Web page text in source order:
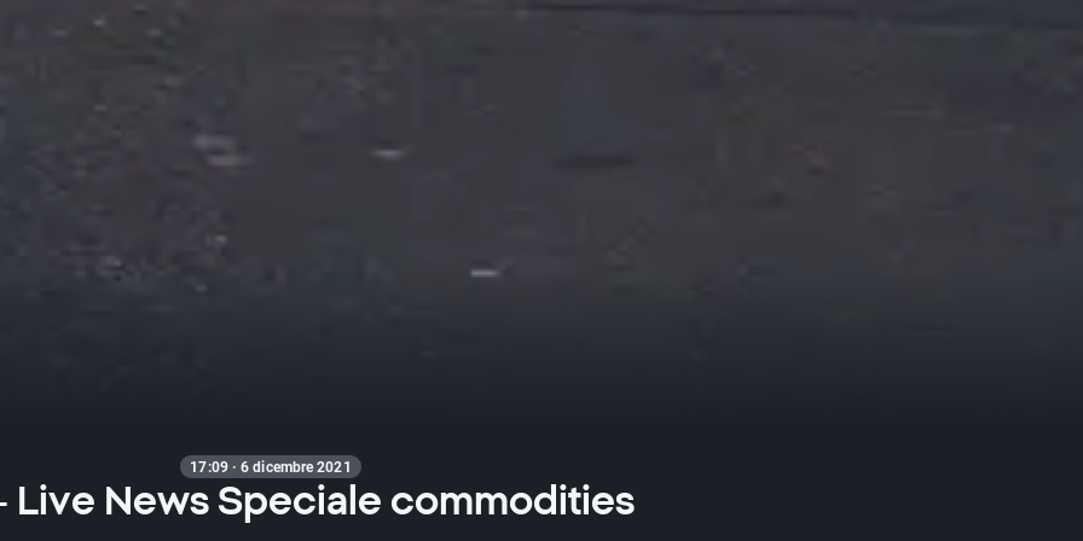
17:09 · 6 dicembre 2021
Live News Speciale commodities